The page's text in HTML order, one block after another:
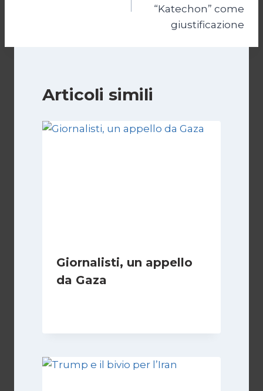
“Katechon” come
giustificazione
Articoli simili
Giornalisti, un appello
da Gaza